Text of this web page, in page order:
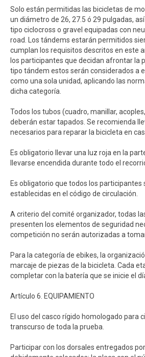
Solo están permitidas las bicicletas de
un diámetro de 26, 27.5 ó 29 pulgadas,
tipo ciclocross o gravel equipadas con
road. Los tándems estarán permitidos
cumplan los requisitos descritos en este
los participantes que decidan afrontar la
tipo tándem estos serán considerados a
como una sola unidad, aplicando las
dicha categoría.
Todos los tubos (cuadro, manillar,
deberán estar tapados. Se recomienda
necesarios para reparar la bicicleta en
Es obligatorio llevar una luz roja en la
llevarse encendida durante todo el
Es obligatorio que todos los participantes
establecidas en el código de circulación.
A criterio del comité organizador, todas
presenten los elementos de seguridad
competición no serán autorizadas a
Para la categoría de ebikes, la
marcaje de piezas de la bicicleta. Cada
completar con la batería que se inicie el
Artículo 6. EQUIPAMIENTO
El uso del casco rígido homologado para
transcurso de toda la prueba.
Participar con los dorsales entregados